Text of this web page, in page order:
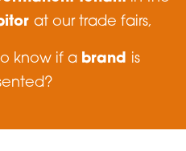
at our trade fairs,
know if a brand is